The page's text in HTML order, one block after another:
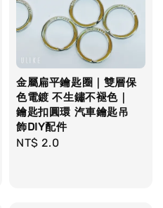
金屬扁平鑰匙圈｜雙層保
色電鍍 不生鏽不褪色｜
鑰匙扣圓環 汽車鑰匙吊
飾DIY配件
Regular
NT$ 2.0